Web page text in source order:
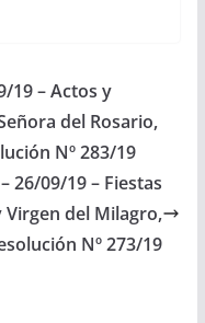
19 – Actos y
del Rosario,
Nº 283/19
26/09/19 – Fiestas
del Milagro,
Nº 273/19